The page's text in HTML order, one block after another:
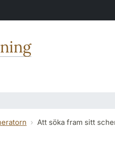
Att söka fram sitt